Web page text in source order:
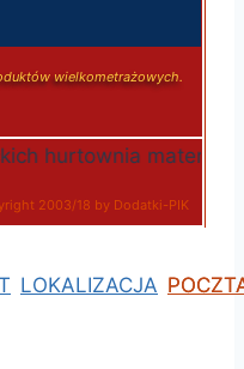
wielkometrażowych.
2003/18 by Dodatki-PIK
LOKALIZACJA